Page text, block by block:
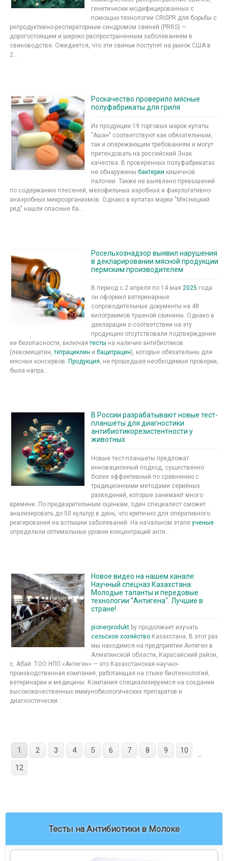
генетически модифицированных с
помощью технологии CRISPR для борьбы с
репродуктивно-респираторным синдромом свиней (PRRS) —
дорогостоящим и широко распространенным заболеванием в
свиноводстве. Ожидается, что эти свиньи поступят на рынок США в
2...
Роскачество проверило мясные
полуфабрикаты для гриля
Из продукции 19 торговых марок купаты
"Ашан" соответствуют как обязательным,
так и опережающим требованиям и могут
претендовать на российский Знак
качества. В проверенных полуфабрикатах
не обнаружены бактерии кишечной
палочки. Также не выявлено превышений
по содержанию плесеней, мезофильных аэробных и факультативно-
анаэробных микроорганизмов. Однако в купатах марки "Мясницкий
ряд" нашли опасные ба...
Росельхознадзор выявил нарушения
в декларировании мясной продукции
пермским производителем
В период с 2 апреля по 14 мая 2025 года
он оформил ветеринарные
сопроводительные документы на 48
килограммов тушеной свинины. Однако в
декларации о соответствии на эту
продукцию отсутствовали подтверждения
ее безопасности, включаятесты на наличие антибиотиков
(левомицетин,тетрациклин и бацитрацин), которые обязательны для
мясных консервов. Продукция, не прошедшая необходимые проверки,
была напра...
В России разрабатывают новые тест-
планшеты для диагностики
антибиотикорезистентности у
животных
Новые тест-планшеты предложат
инновационный подход, существенно
более эффективный по сравнению с
традиционными методами серийных
разведений, которые занимают много
времени. По предварительным оценкам, один специалист сможет
анализировать до 50 культур в день, что критично для оперативного
реагирования на вспышки заболеваний. На начальном этапе ученые
определили оптимальные уровни концентраций анти...
Новое видео на нашем канале:
Научный спецназ Казахстана:
Молодые таланты и передовые
технологии "Антигена". Лучшие в
стране!
pionerprodukt.by продолжает изучать
сельское хозяйство Казахстана. В этот раз
мы находимся на предприятии Антиген в
Алматинской области, Карасайский район,
с. Абай. ТОО НПП «Антиген» — это Казахстанская научно-
производственная компания, работающая на стыке биотехнологий,
ветеринарии и медицины. Компания специализируемся на создании
высококачественных иммунобиологических препаратов и
диагностически...
1 2 3 4 5 6 7 8 9 10
...
12
Тесты на Антибиотики в Молоке